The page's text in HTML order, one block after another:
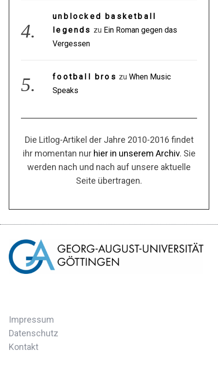
unblocked basketball
legends zu Ein Roman gegen das
Vergessen
football bros zu When Music
Speaks
Die Litlog-Artikel der Jahre 2010-2016 findet
ihr momentan nur hier in unserem Archiv. Sie
werden nach und nach auf unsere aktuelle
Seite übertragen.
Impressum
Datenschutz
Kontakt